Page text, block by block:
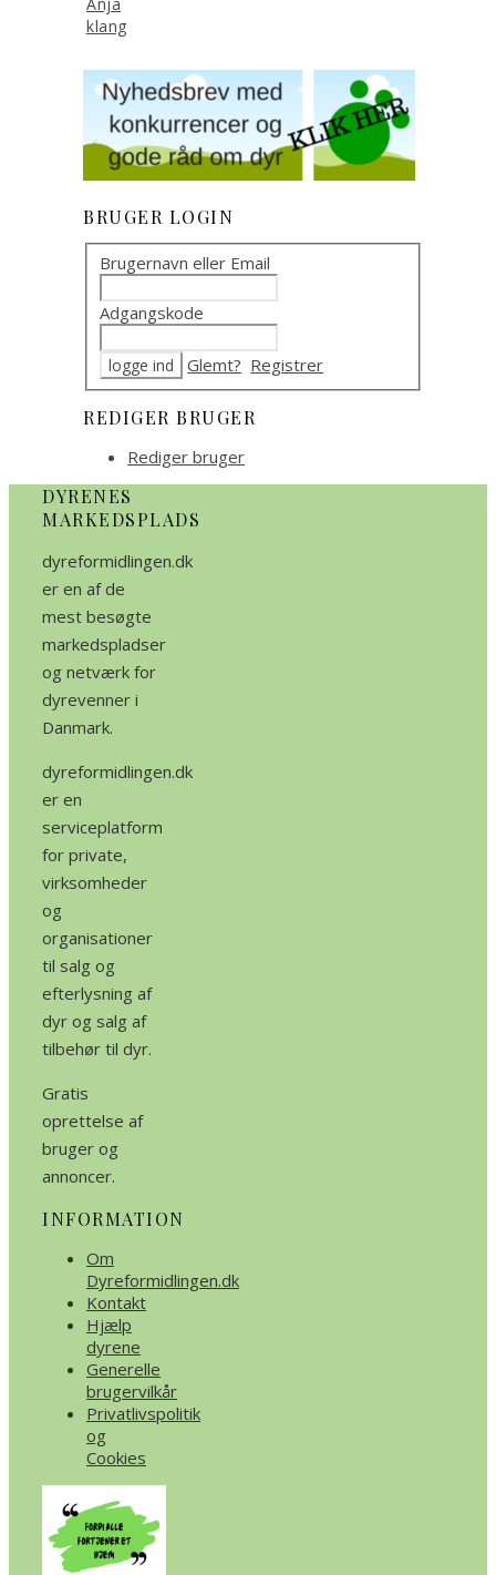
klang
BRUGER LOGIN
Brugernavn eller Email
Adgangskode
Glemt? Registrer
REDIGER BRUGER
Rediger bruger
DYRENES
MARKEDSPLADS
dyreformidlingen.dk
er en af de
mest besøgte
markedspladser
og netværk for
dyrevenner i
Danmark.
dyreformidlingen.dk
er en
serviceplatform
for private,
virksomheder
og
organisationer
til salg og
efterlysning af
dyr og salg af
tilbehør til dyr.
Gratis
oprettelse af
bruger og
annoncer.
INFORMATION
Om
Dyreformidlingen.dk
Kontakt
Hjælp
dyrene
Generelle
brugervilkår
Privatlivspolitik
og
Cookies